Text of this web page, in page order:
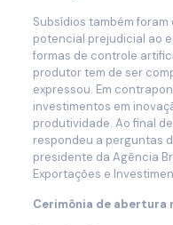
Subsídios também
potencial prejudicial ao
formas de controle
produtor tem de ser
expressou. Em
investimentos em
produtividade. Ao final
respondeu a perguntas
presidente da Agência
Exportações e
Cerimônia de abertura